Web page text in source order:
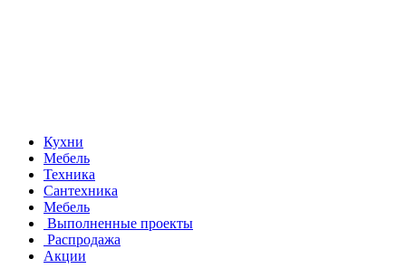
Кухни
Мебель
Техника
Сантехника
Мебель
Выполненные проекты
Распродажа
Акции